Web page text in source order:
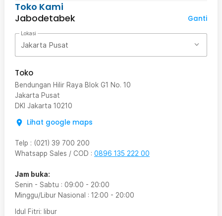
Toko Kami
Jabodetabek
Ganti
Lokasi
Jakarta Pusat
Toko
Bendungan Hilir Raya Blok G1 No. 10
Jakarta Pusat
DKI Jakarta 10210
Lihat google maps
Telp : (021) 39 700 200
Whatsapp Sales / COD : 0896 135 222 00
Jam buka:
Senin - Sabtu : 09:00 - 20:00
Minggu/Libur Nasional : 12:00 - 20:00
Idul Fitri: libur